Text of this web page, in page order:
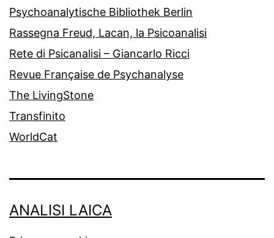
Psychoanalytische Bibliothek Berlin
Rassegna Freud, Lacan, la Psicoanalisi
Rete di Psicanalisi – Giancarlo Ricci
Revue Française de Psychanalyse
The LivingStone
Transfinito
WorldCat
ANALISI LAICA